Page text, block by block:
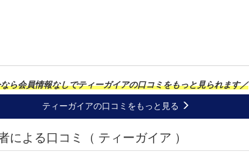
ら会員情報なしでティーガイアの口コミをもっと見られます／
ティーガイアの口コミをもっと見る
による口コミ（ ティーガイア ）